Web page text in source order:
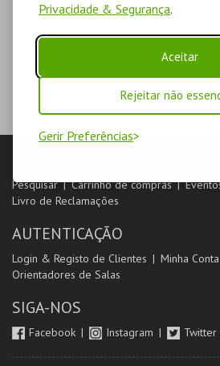
Privacidade & Segurança.
Aceitar
Rejeitar não
Gerir Preferências
Pesquisar Carrinho de compras
Livro de Reclamações
AUTENTICAÇÃO
Login & Registo de Clientes Minha Conta
Orientadores de Salas
SIGA-NOS
Facebook Instagram Twitter